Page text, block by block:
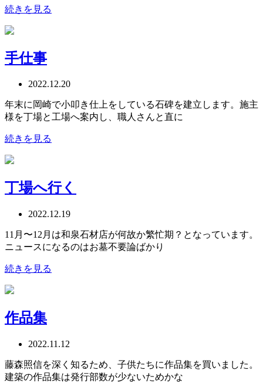
続きを見る
手仕事
2022.12.20
年末に岡崎で小叩き仕上をしている石碑を建立します。施主
様を丁場と工場へ案内し、職人さんと直に
続きを見る
丁場へ行く
2022.12.19
11月〜12月は和泉石材店が何故か繁忙期？となっています。
ニュースになるのはお墓不要論ばかり
続きを見る
作品集
2022.11.12
藤森照信を深く知るため、子供たちに作品集を買いました。
建築の作品集は発行部数が少ないためかな